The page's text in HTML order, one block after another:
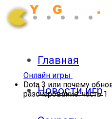
Главная
Новости игр
Онлайн игры
Dota 3 или почему
разочарование: часть 1